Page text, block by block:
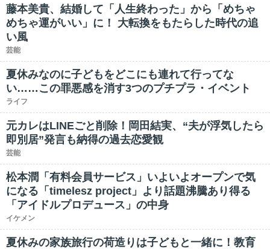
藤本美貴、結婚して「人生終わった」から「めちゃ
めちゃ運がいい」に！ 大転換をもたらした時代の追
い風
芸能
夏休みなのに子どもをどこにも連れて行ってな
い……この罪悪感を消す3つのプチプラ・イベント
ライフ
元カレはLINEごと削除！岡田結実、“夫が浮気したら
即別居”発言も納得の過去恋愛観
芸能
松本潤「有料会員サービス」いよいよオープンで気
になる「timelesz project」より話題沸騰あり得る
「アイドルプロデュース」の中身
イケメン
夏休みの家族旅行の荷造りは子どもと一緒に！教育